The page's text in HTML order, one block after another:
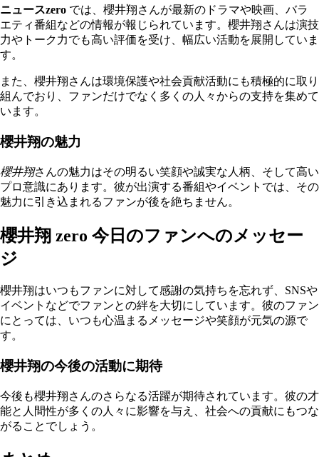
ニュースzero では、櫻井翔さんが最新のドラマや映画、バラ
エティ番組などの情報が報じられています。櫻井翔さんは演技
力やトーク力でも高い評価を受け、幅広い活動を展開していま
す。
また、櫻井翔さんは環境保護や社会貢献活動にも積極的に取り
組んでおり、ファンだけでなく多くの人々からの支持を集めて
います。
櫻井翔の魅力
櫻井翔さんの魅力はその明るい笑顔や誠実な人柄、そして高い
プロ意識にあります。彼が出演する番組やイベントでは、その
魅力に引き込まれるファンが後を絶ちません。
櫻井翔 zero 今日のファンへのメッセー
ジ
櫻井翔はいつもファンに対して感謝の気持ちを忘れず、SNSや
イベントなどでファンとの絆を大切にしています。彼のファン
にとっては、いつも心温まるメッセージや笑顔が元気の源で
す。
櫻井翔の今後の活動に期待
今後も櫻井翔さんのさらなる活躍が期待されています。彼の才
能と人間性が多くの人々に影響を与え、社会への貢献にもつな
がることでしょう。